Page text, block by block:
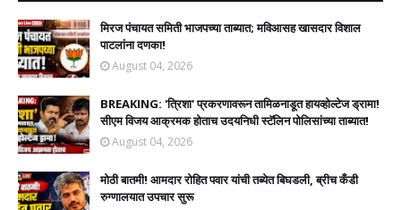
मिरज पंचायत समिती भाजपच्या ताब्यात; मविआसह खासदार विशाल
पाटलांना दणका!
August 04, 2026
BREAKING: 'त्रिशा' प्रकरणावरून तामिळनाडूत हायव्होल्टेज ड्रामा!
सीएम विजय आक्रमक होताच उदयनिधी स्टॅलिन पोलिसांच्या ताब्यात!
August 04, 2026
मोठी बातमी! आमदार रोहित पवार यांची तब्येत बिघडली, ब्रीच कँडी
रुग्णालयात उपचार सुरू